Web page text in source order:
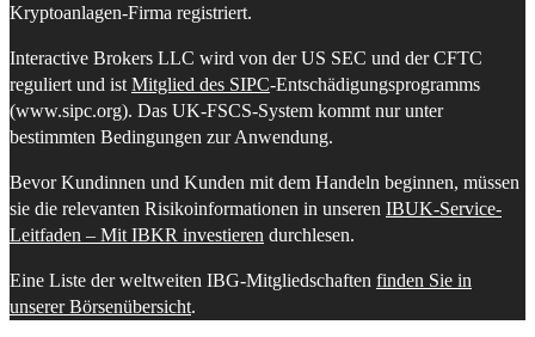
Kryptoanlagen-Firma registriert.
Interactive Brokers LLC wird von der US SEC und der CFTC
reguliert und ist Mitglied des SIPC-Entschädigungsprogramms
(www.sipc.org). Das UK-FSCS-System kommt nur unter
bestimmten Bedingungen zur Anwendung.
Bevor Kundinnen und Kunden mit dem Handeln beginnen, müssen
sie die relevanten Risikoinformationen in unseren IBUK-Service-
Leitfaden – Mit IBKR investieren durchlesen.
Eine Liste der weltweiten IBG-Mitgliedschaften finden Sie in
unserer Börsenübersicht.